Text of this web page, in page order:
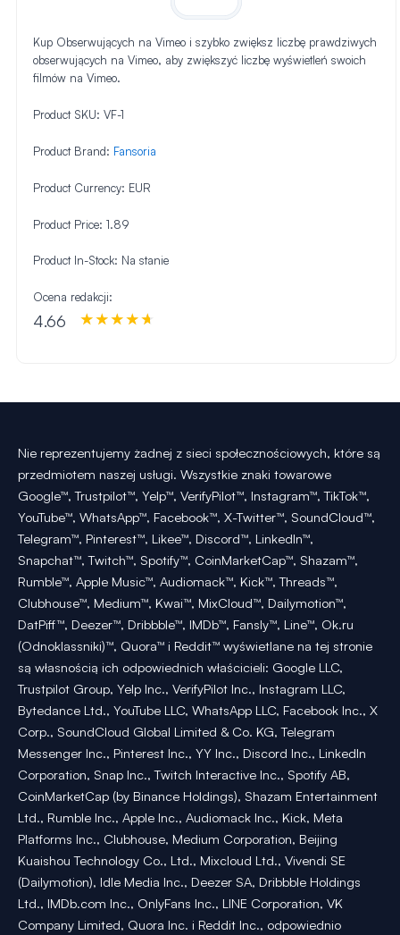
Kup Obserwujących na Vimeo i szybko zwiększ liczbę prawdziwych
obserwujących na Vimeo, aby zwiększyć liczbę wyświetleń swoich
filmów na Vimeo.
Product SKU: VF-1
Product Brand: Fansoria
Product Currency: EUR
Product Price: 1.89
Product In-Stock: Na stanie
Ocena redakcji:
4.66
Nie reprezentujemy żadnej z sieci społecznościowych, które są
przedmiotem naszej usługi. Wszystkie znaki towarowe
Google™, Trustpilot™, Yelp™, VerifyPilot™, Instagram™, TikTok™,
YouTube™, WhatsApp™, Facebook™, X-Twitter™, SoundCloud™,
Telegram™, Pinterest™, Likee™, Discord™, LinkedIn™,
Snapchat™, Twitch™, Spotify™, CoinMarketCap™, Shazam™,
Rumble™, Apple Music™, Audiomack™, Kick™, Threads™,
Clubhouse™, Medium™, Kwai™, MixCloud™, Dailymotion™,
DatPiff™, Deezer™, Dribbble™, IMDb™, Fansly™, Line™, Ok.ru
(Odnoklassniki)™, Quora™ i Reddit™ wyświetlane na tej stronie
są własnością ich odpowiednich właścicieli: Google LLC,
Trustpilot Group, Yelp Inc., VerifyPilot Inc., Instagram LLC,
Bytedance Ltd., YouTube LLC, WhatsApp LLC, Facebook Inc., X
Corp., SoundCloud Global Limited & Co. KG, Telegram
Messenger Inc., Pinterest Inc., YY Inc., Discord Inc., LinkedIn
Corporation, Snap Inc., Twitch Interactive Inc., Spotify AB,
CoinMarketCap (by Binance Holdings), Shazam Entertainment
Ltd., Rumble Inc., Apple Inc., Audiomack Inc., Kick, Meta
Platforms Inc., Clubhouse, Medium Corporation, Beijing
Kuaishou Technology Co., Ltd., Mixcloud Ltd., Vivendi SE
(Dailymotion), Idle Media Inc., Deezer SA, Dribbble Holdings
Ltd., IMDb.com Inc., OnlyFans Inc., LINE Corporation, VK
Company Limited, Quora Inc. i Reddit Inc., odpowiednio